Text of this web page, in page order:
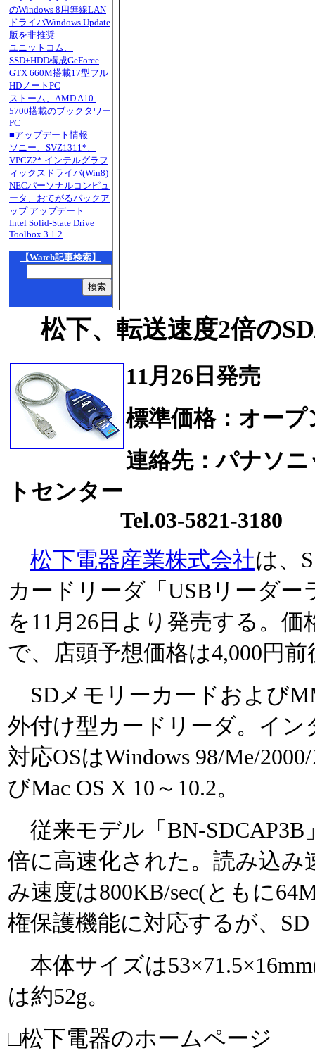
のWindows 8用無線LAN
ドライバWindows Update
版を非推奨
ユニットコム、
SSD+HDD構成GeForce
GTX 660M搭載17型フル
HDノートPC
ストーム、AMD A10-
5700搭載のブックタワー
PC
■アップデート情報
ソニー、SVZ1311*、
VPCZ2* インテルグラフ
ィックスドライバ(Win8)
NECパーソナルコンピュ
ータ、おてがるバックア
ップ アップデート
Intel Solid-State Drive
Toolbox 3.1.2
【Watch記事検索】
松下、転送速度2倍の
11月26日発売
標準価格：オー
連絡先：パナソ
トセンター
Tel.03-5821-3180
松下電器産業株式会社は、
カードリーダ「USBリーダー
を11月26日より発売する。
で、店頭予想価格は4,000円
SDメモリーカードおよび
外付け型カードリーダ。イン
対応OSはWindows 98/Me/
びMac OS X 10～10.2。
従来モデル「BN-SDCAP3B
倍に高速化された。読み込み
み速度は800KB/sec(ともに
権保護機能に対応するが、
本体サイズは
は約52g。
□松下電器のホームページ